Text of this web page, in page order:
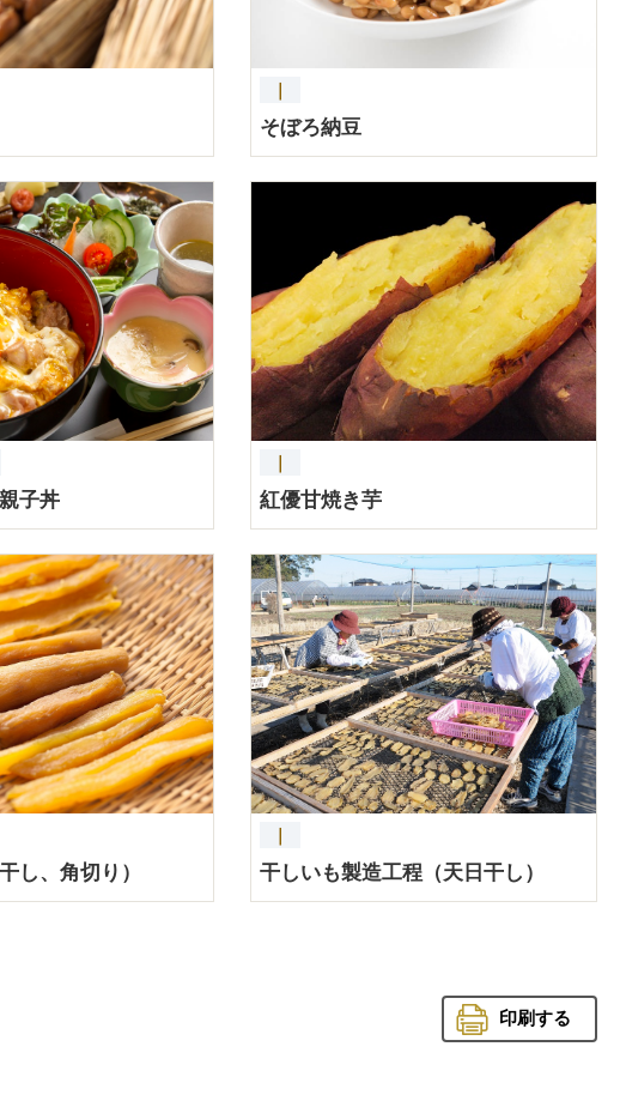
そぼろ納豆
詳細を見る 詳細を見る
子丼 紅優甘焼き芋
詳細を見る 詳細を見る
し、角切り） 干しいも製造工程（天日干し）
印刷する